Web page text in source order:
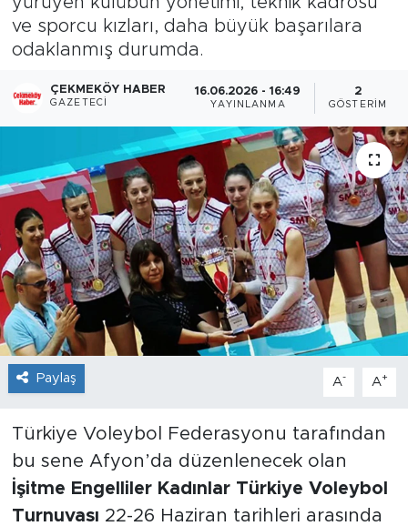
ve sporcu kızları, daha büyük başarılara
odaklanmış durumda.
ÇEKMEKÖY HABER
GAZETECI
16.06.2026 - 16:49
YAYINLANMA
2
GÖSTERIM
Paylaş A- A+
Türkiye Voleybol Federasyonu tarafından
bu sene Afyon’da düzenlenecek olan
İşitme Engelliler Kadınlar Türkiye Voleybol
Turnuvası 22-26 Haziran tarihleri arasında